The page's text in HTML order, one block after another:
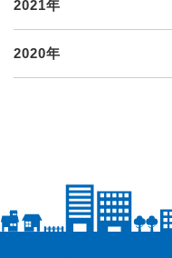
2021年
2020年